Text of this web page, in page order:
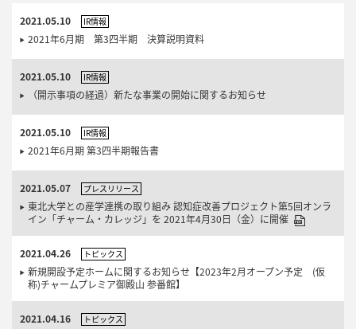
2021.05.10 IR情報
2021年6月期 第3四半期 決算説明資料
2021.05.10 IR情報
（開示事項の経過）新たな事業の開始に関するお知らせ
2021.05.10 IR情報
2021年6月期 第3四半期報告書
2021.05.07 プレスリリース
東北大学との産学連携の取り組み 認知症改善プロジェクト第5回オンラ
イン「チャーム・カレッジ」を 2021年4月30日（金）に開催
2021.04.26 トピックス
新規開設予定ホームに関するお知らせ【2023年2月オープン予定 (仮
称)チャームプレミア御殿山 参番館】
2021.04.16 トピックス